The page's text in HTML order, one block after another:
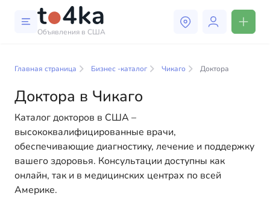
Объявления в США
В нашем каталоге бизнес-услуг вы найдете широкий
выбор компаний и специалистов, готовых помочь
людям адаптироваться к жизни в США. Мы
предлагаем разнообразные решения как для
физических, так и для юридических лиц, чтобы
сделать вашу жизнь в Америке более комфортной и
удобной. От профессиональных консультаций до
повседневной помощи — у нас есть всё
необходимое для успешного начала вашей новой
Главная страница Бизнес -каталог Чикаго Доктора
Доктора в Чикаго
Каталог докторов в США –
высококвалифицированные врачи,
обеспечивающие диагностику, лечение и поддержку
вашего здоровья. Консультации доступны как
онлайн, так и в медицинских центрах по всей
Америке.